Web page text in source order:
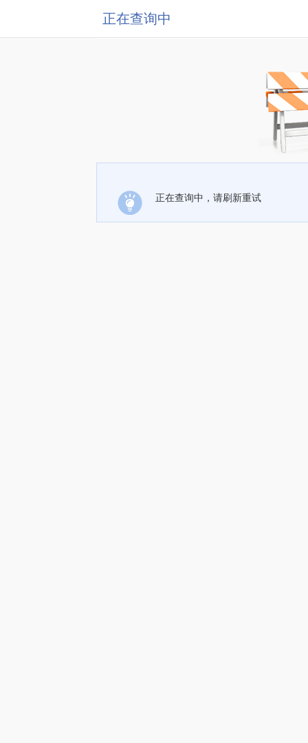
正在查询中
正在查询中，请刷新重试